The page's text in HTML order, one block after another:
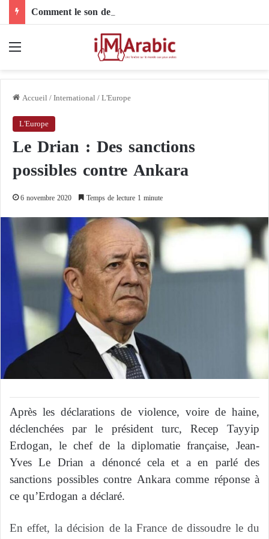
Accueil/International/L'Europe
L'Europe
Le Drian : Des sanctions
possibles contre Ankara
6 novembre 2020 Temps de lecture 1 minute
Après les déclarations de violence, voire de haine,
déclenchées par le président turc, Recep Tayyip
Erdogan, le chef de la diplomatie française, Jean-
Yves Le Drian a dénoncé cela et a en parlé des
sanctions possibles contre Ankara comme réponse à
ce qu’Erdogan a déclaré.
En effet, la décision de la France de dissoudre le du